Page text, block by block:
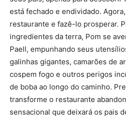
está fechado e endividado.
restaurante e fazê-lo prosperar.
ingredientes da terra, Pom se
Paell, empunhando seus
galinhas gigantes, camarões de
cospem fogo e outros perigos
de boba ao longo do caminho.
transforme o restaurante
sensacional que deixará os pais